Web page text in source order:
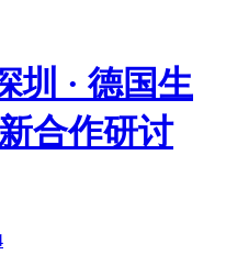
圳 · 德国生
合作研讨